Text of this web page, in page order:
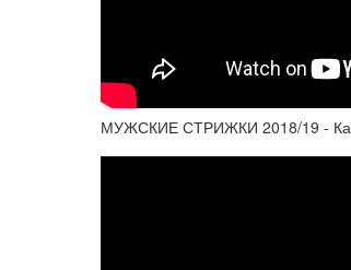
МУЖСКИЕ СТРИЖКИ 2018/19 -